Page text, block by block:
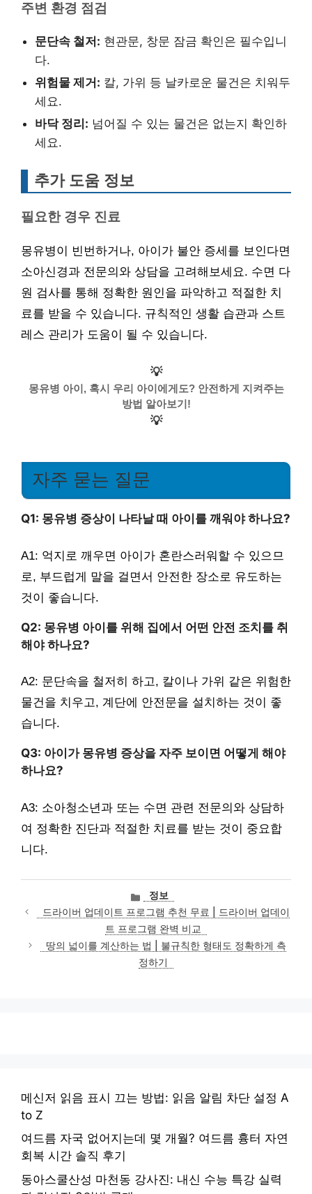
주변 환경 점검
문단속 철저: 현관문, 창문 잠금 확인은 필수입니
다.
위험물 제거: 칼, 가위 등 날카로운 물건은 치워두
세요.
바닥 정리: 넘어질 수 있는 물건은 없는지 확인하
세요.
추가 도움 정보
필요한 경우 진료
몽유병이 빈번하거나, 아이가 불안 증세를 보인다면
소아신경과 전문의와 상담을 고려해보세요. 수면 다
원 검사를 통해 정확한 원인을 파악하고 적절한 치
료를 받을 수 있습니다. 규칙적인 생활 습관과 스트
레스 관리가 도움이 될 수 있습니다.
💡
몽유병 아이, 혹시 우리 아이에게도? 안전하게 지켜주는
방법 알아보기!
💡
자주 묻는 질문
Q1: 몽유병 증상이 나타날 때 아이를 깨워야 하나요?
A1: 억지로 깨우면 아이가 혼란스러워할 수 있으므
로, 부드럽게 말을 걸면서 안전한 장소로 유도하는
것이 좋습니다.
Q2: 몽유병 아이를 위해 집에서 어떤 안전 조치를 취
해야 하나요?
A2: 문단속을 철저히 하고, 칼이나 가위 같은 위험한
물건을 치우고, 계단에 안전문을 설치하는 것이 좋
습니다.
Q3: 아이가 몽유병 증상을 자주 보이면 어떻게 해야
하나요?
A3: 소아청소년과 또는 수면 관련 전문의와 상담하
여 정확한 진단과 적절한 치료를 받는 것이 중요합
니다.
카
테
고
리
정보
드라이버 업데이트 프로그램 추천 무료 | 드라이버 업데이
트 프로그램 완벽 비교
땅의 넓이를 계산하는 법 | 불규칙한 형태도 정확하게 측
정하기
메신저 읽음 표시 끄는 방법: 읽음 알림 차단 설정 A
to Z
여드름 자국 없어지는데 몇 개월? 여드름 흉터 자연
회복 시간 솔직 후기
동아스쿨산성 마천동 강사진: 내신 수능 특강 실력